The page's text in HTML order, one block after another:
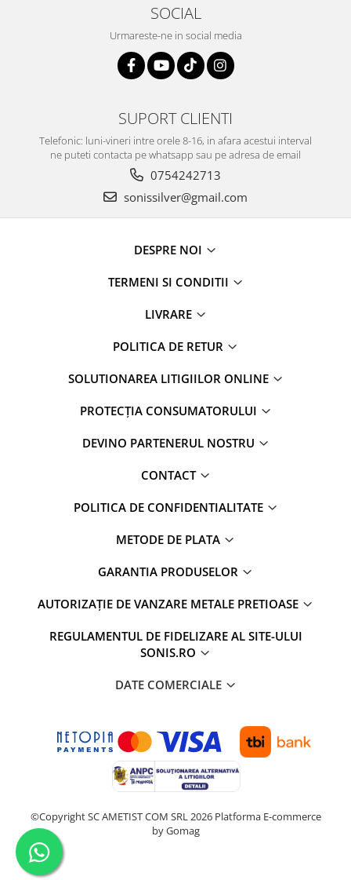
SOCIAL
Urmareste-ne in social media
SUPORT CLIENTI
Telefonic: luni-vineri intre orele 8-16, in afara acestui interval
ne puteti contacta pe whatsapp sau pe adresa de email
0754242713
sonissilver@gmail.com
DESPRE NOI
TERMENI SI CONDITII
LIVRARE
POLITICA DE RETUR
SOLUTIONAREA LITIGIILOR ONLINE
PROTECȚIA CONSUMATORULUI
DEVINO PARTENERUL NOSTRU
CONTACT
POLITICA DE CONFIDENTIALITATE
METODE DE PLATA
GARANTIA PRODUSELOR
AUTORIZAȚIE DE VANZARE METALE PRETIOASE
REGULAMENTUL DE FIDELIZARE AL SITE-ULUI
SONIS.RO
DATE COMERCIALE
©Copyright SC AMETIST COM SRL 2026 Platforma E-commerce
by Gomag